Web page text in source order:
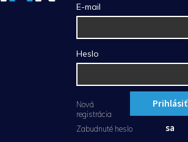
E-mail
Heslo
Prihlásiť
sa
Nová
registrácia
Zabudnuté heslo